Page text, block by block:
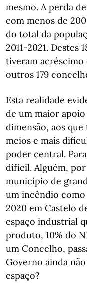
mesmo. A perda
com menos de
do total da
2011-2021. Destes
tiveram acréscimo
outros 179
Esta realidade
de um maior
dimensão, aos
meios e mais
poder central.
difícil. Alguém,
município de
um incêndio
2020 em Castelo
espaço industrial
produto, 10% do
um Concelho,
Governo ainda
espaço?